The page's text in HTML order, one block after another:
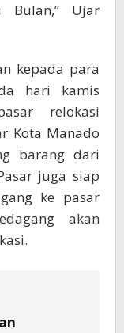
Bulan,” Ujar
kepada para
hari kamis
relokasi
Kota Manado
barang dari
juga siap
ke pasar
akan